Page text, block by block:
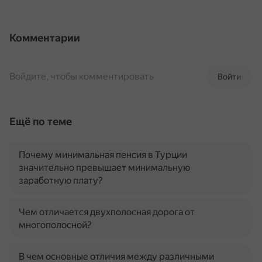
Комментарии
Войти
Войдите, чтобы комментировать
Ещё по теме
Почему минимальная пенсия в Турции
значительно превышает минимальную
заработную плату?
Чем отличается двухполосная дорога от
многополосной?
В чем основные отличия между различными